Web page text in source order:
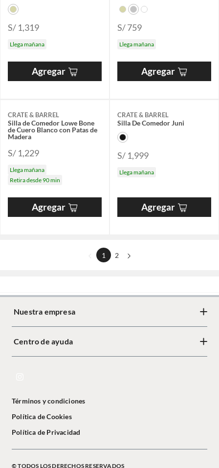
S/ 1,319
Llega mañana
Agregar
S/ 759
Llega mañana
Agregar
CRATE & BARREL
Silla de Comedor Lowe Bone
de Cuero Blanco con Patas de
Madera
S/ 1,229
Llega mañana
Retira desde 90 min
Agregar
CRATE & BARREL
Silla De Comedor Juni
S/ 1,999
Llega mañana
Agregar
1 2
Nuestra empresa
Centro de ayuda
Términos y condiciones
Política de Cookies
Política de Privacidad
© TODOS LOS DERECHOS RESERVADOS